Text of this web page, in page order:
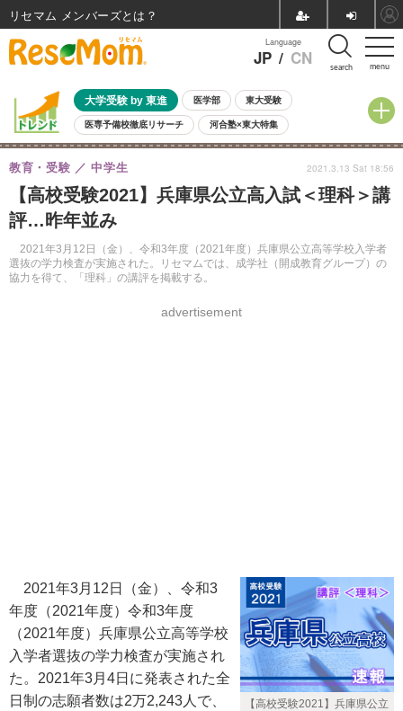
menu
Language
JP / CN search
大学受験 by 東進 医学部 東大受験
医専予備校徹底リサーチ 河合塾×東大特集
親子で考える大学選び 高校受験 中学受験 小学校受験
共通テスト 夏休み
8月開催イベント・WS 全国公立高校 過去問 人気記事
自由研究教材（小学生向け）
【高校受験2021】兵庫県公立高入試＜理科＞講
評…昨年並み
2021年3月12日（金）、令和3年度（2021年度）兵庫県公立高等学校入学者
選抜の学力検査が実施された。リセマムでは、成学社（開成教育グループ）の
協力を得て、「理科」の講評を掲載する。
教育・受験 中学生
advertisement
2021.3.13 Sat 18:56
【高校受験2021】兵庫県公立
2021年3月12日（金）、令和3
年度（2021年度）令和3年度
（2021年度）兵庫県公立高等学校
入学者選抜の学力検査が実施され
た。2021年3月4日に発表された全
日制の志願者数は2万2,243人で、
リセマム メンバーズ